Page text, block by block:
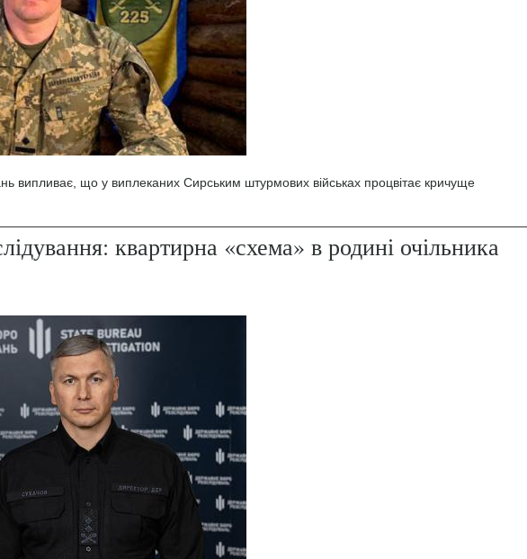
випливає, що у виплеканих Сирським штурмових військах процвітає кричуще
квартирна «схема» в родині очільника